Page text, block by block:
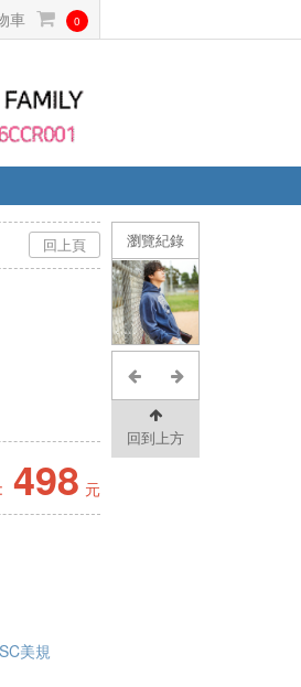
車 0
瀏覽紀錄
回到上方
回上頁
498 元
美規